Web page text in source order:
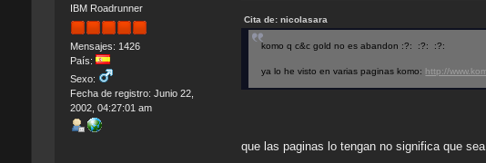
IBM Roadrunner
Mensajes: 1426
País:
Sexo:
Fecha de registro: Junio 22,
2002, 04:27:01 am
Cita de: nicolasara
komo q c&c gold no es abandon :?: :?: :?:
ya lo he visto en varias paginas komo: http://
que las paginas lo tengan no significa que sea